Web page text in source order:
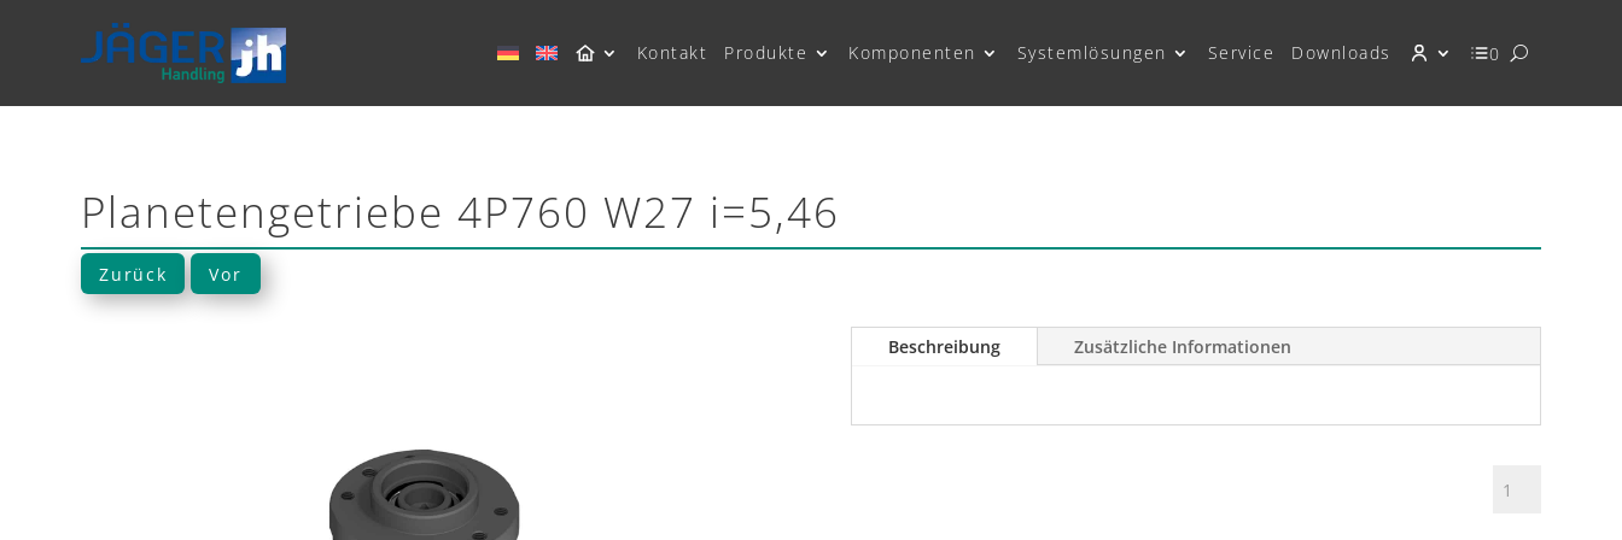
Kontakt Produkte Komponenten Systemlösungen Service Downloads 0
Planetengetriebe 4P760 W27 i=5,46
Zurück Vor
Beschreibung Zusätzliche Informationen